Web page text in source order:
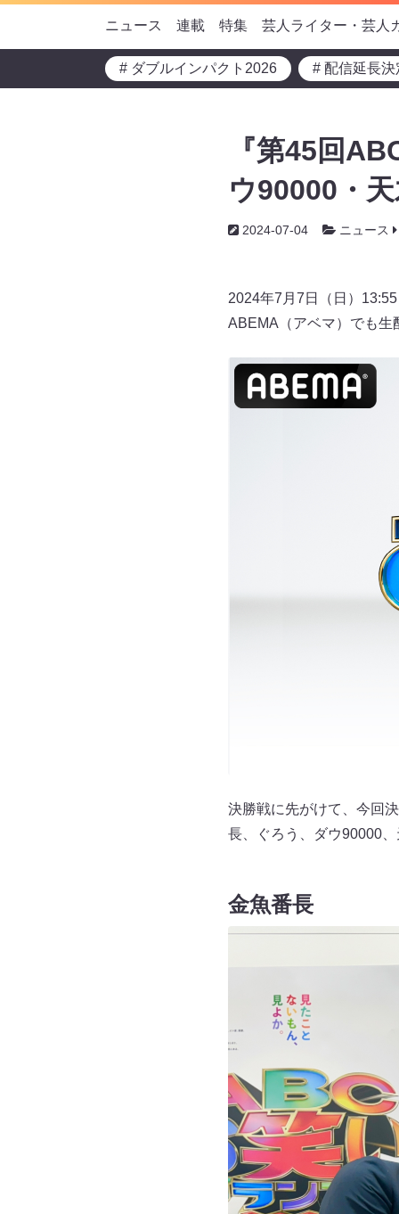
ニュース 連載 特集 芸人ライター・芸人
# ダブルインパクト2026 # 配信延長決
『第45回
ウ90000・
2024-07-04 ニュース
2024年7月7日（日）
ABEMA（アベマ）でも生
決勝戦に先がけて、今回
長、ぐろう、ダウ90000
金魚番長